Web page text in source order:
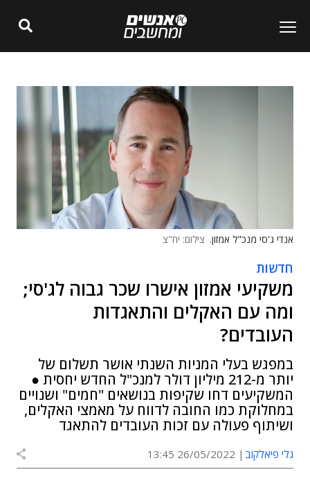
אנדי ג'סי מנכ"ל אמזון. צילום: יח"צ
חדשות
משקיעי אמזון אישרו שכר גבוה לג'סי;
ומה עם האקלים והתאגדות
העובדים?
במפגש בעלי המניות השנתי אושר תשלום של
יותר מ-212 מיליון דולר למנכ"ל החדש יחסית ●
המשקיעים דחו שקיפות בנושאים "חמים" ושנויים
במחלוקת כמו החובה לדווח על מאמצי האקלים,
ושיתוף פעולה עם זכות העובדים להתאגד
גלי פיאלקוב 26/05/2022 13:45